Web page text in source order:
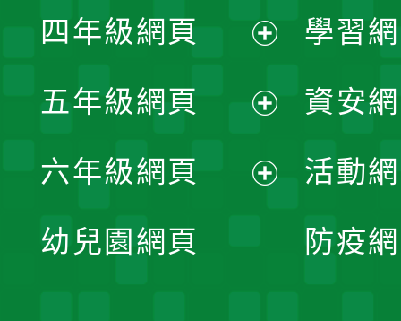
單
選
單
開
選
單
四年級網頁
開
選
五年級網頁
開
六年級網頁
幼兒園網頁
學習
資安
活動
防疫